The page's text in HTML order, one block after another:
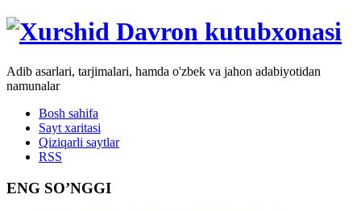
Adib asarlari, tarjimalari, hamda o'zbek va jahon adabiyotidan
namunalar
Bosh sahifa
Sayt xaritasi
Qiziqarli saytlar
RSS
ENG SO’NGGI